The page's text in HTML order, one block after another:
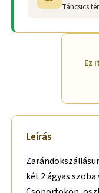
Táncsics
Ez
Leírás
két 2 ágyas